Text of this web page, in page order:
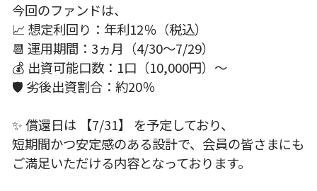
今回のファンドは、
📈 想定利回り：年利12％（税込）
📆 運用期間：3ヵ月（4/30〜7/29）
💰 出資可能口数：1口（10,000円）〜
🛡 劣後出資割合：約20％
✨ 償還日は 【7/31】 を予定しており、
短期間かつ安定感のある設計で、会員の皆さまにも
ご満足いただける内容となっております。